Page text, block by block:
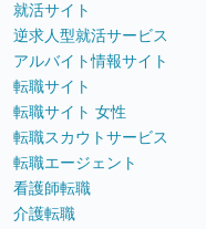
就活サイト
逆求人型就活サービス
アルバイト情報サイト
転職サイト
転職サイト 女性
転職スカウトサービス
転職エージェント
看護師転職
介護転職